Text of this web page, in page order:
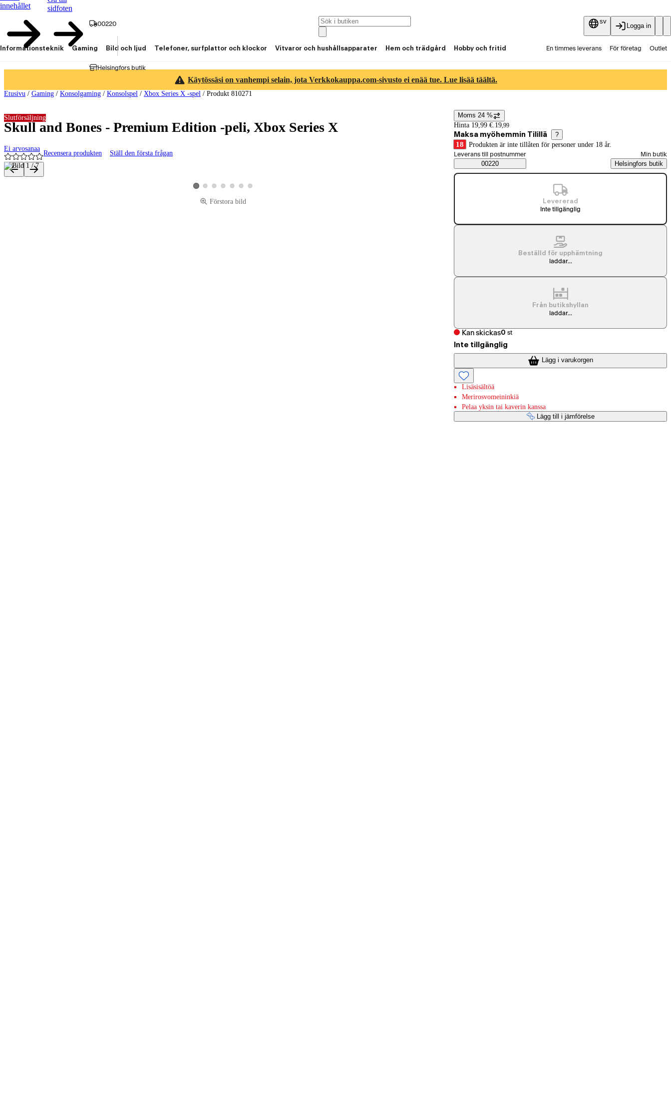
innehållet
sidfoten
00220
Helsingfors butik
sv
Logga in
Informationsteknik Gaming Bild och ljud Telefoner, surfplattor och klockor Vitvaror och hushållsapparater Hem och trädgård Hobby och fritid En timmes leverans För företag Outlet
Käytössäsi on vanhempi selain, jota Verkkokauppa.com-sivusto ei enää tue. Lue lisää täältä.
Etusivu / Gaming / Konsolgaming / Konsolspel / Xbox Series X -spel / Produkt 810271
Skull and Bones - Premium Edition -peli, Xbox Series X
Ei arvosanaa
Recensera produkten Ställ den första frågan
Slutförsäljning
Produktbilder och videor
Visa produktbild 1
Visa produktbild 2
Visa produktbild 3
Visa produktbild 4
Visa produktbild 5
Visa produktbild 6
Visa produktbild 7
Förstora bild
Prisinformation
Moms 24 %
Hinta 19,99 €. 19,99
Maksa myöhemmin Tilillä ?
18 Produkten är inte tillåten för personer under 18 år.
Saatavuustiedot
Välj beställningssätt
Leverans till postnummer
00220
Min butik
Helsingfors butik
Levererad
Inte tillgänglig
Beställd för upphämtning
laddar...
Från butikshyllan
laddar...
Kan skickas0 st
Inte tillgänglig
Lägg i varukorgen
Lisäsisältöä
Merirosvomeininkiä
Pelaa yksin tai kaverin kanssa
Lägg till i jämförelse